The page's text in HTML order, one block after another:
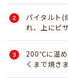
パイタルト(
れ、上にピ
200℃に温め
くまで焼きま